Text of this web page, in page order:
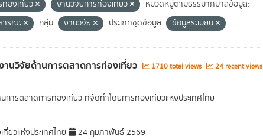
ท่องเที่ยว งานวิจัยการท่องเที่ยว
หมวดหมู่ตามธรรมาภิบาลข้อมูล:
ารณะ
กลุ่ม: งานวิจัย ประเภทชุดข้อมูล: ข้อมูลระเบียน
นวิจัยด้านการตลาดการท่องเที่ยว 1710 total views 24 recent views
การตลาดการท่องเที่ยว ที่จัดทำโดยการท่องเที่ยวแห่งประเทศไทย
ยวแห่งประเทศไทย 24 กุมภาพันธ์ 2569